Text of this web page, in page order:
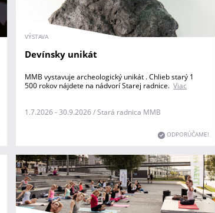
VÝSTAVA
Devínsky unikát
MMB vystavuje archeologický unikát . Chlieb starý 1
500 rokov nájdete na nádvorí Starej radnice. Viac
1.7.2026 - 30.9.2026 / Stará radnica MMB
ODPORÚČAME!